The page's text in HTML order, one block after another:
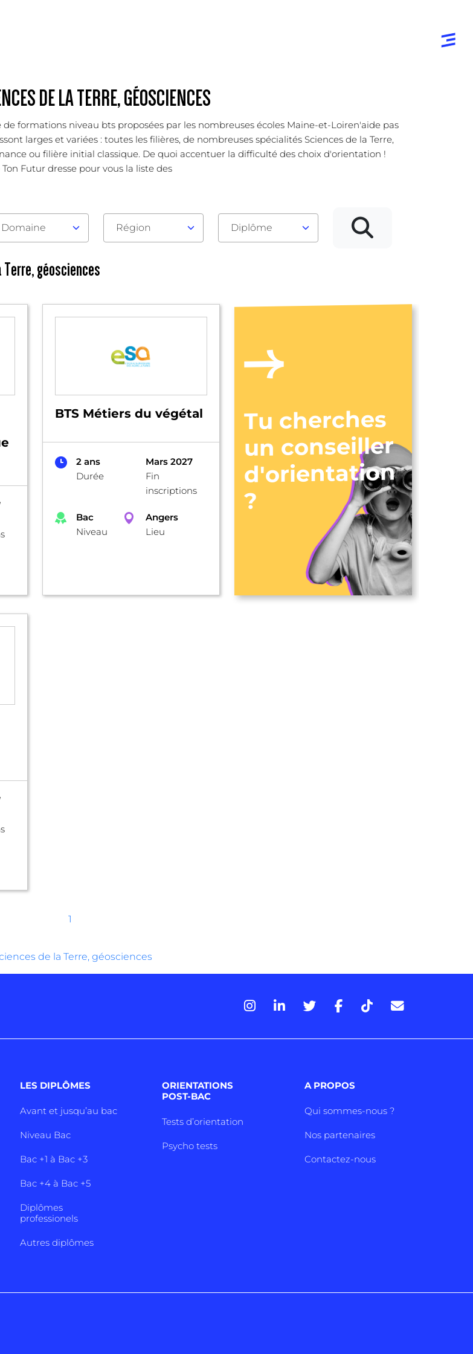
DE LA TERRE, GÉOSCIENCES
formations niveau bts proposées par les nombreuses écoles Maine-et-Loiren'aide pas
larges et variées : toutes les filières, de nombreuses spécialités Sciences de la Terre,
ou filière initial classique. De quoi accentuer la difficulté des choix d'orientation !
Futur dresse pour vous la liste des
Domaine Région Diplôme
géosciences
BTS Métiers du végétal
2 ans
Durée
Mars 2027
Fin
inscriptions
Bac
Niveau
Angers
Lieu
Tu cherches
un conseiller
d'orientation
?
1
de la Terre, géosciences
LES DIPLÔMES
Avant et jusqu’au bac
Niveau Bac
Bac +1 à Bac +3
Bac +4 à Bac +5
Diplômes
professionels
Autres diplômes
ORIENTATIONS
POST-BAC
Tests d’orientation
Psycho tests
A PROPOS
Qui sommes-nous ?
Nos partenaires
Contactez-nous